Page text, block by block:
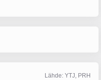
Lähde: YTJ, PRH